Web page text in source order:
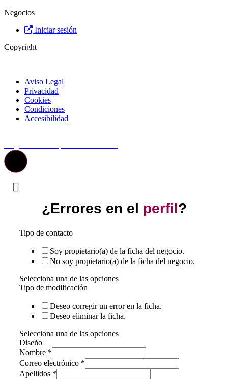
Negocios
Iniciar sesión
Copyright
Aviso Legal
Privacidad
Cookies
Condiciones
Accesibilidad
¿Errores en el perfil?
Tipo de contacto
Soy propietario(a) de la ficha del negocio.
No soy propietario(a) de la ficha del negocio.
Selecciona una de las opciones
Tipo de modificación
Deseo corregir un error en la ficha.
Deseo eliminar la ficha.
Selecciona una de las opciones
Diseño
Nombre *
Correo electrónico *
Apellidos *